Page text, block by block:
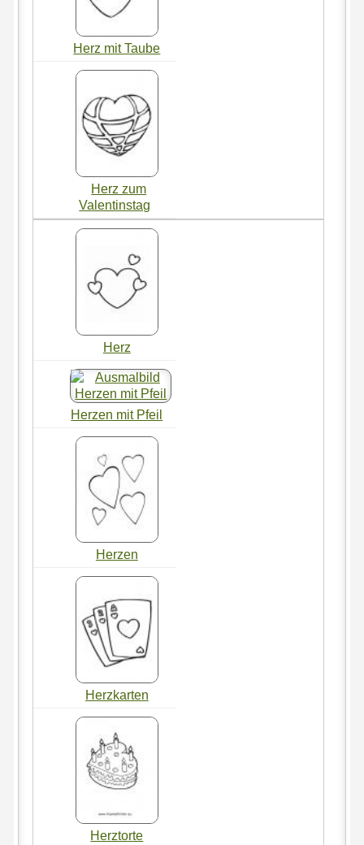
Herz mit Taube
Herz zum
Valentinstag
Herz
Herzen mit Pfeil
Herzen
Herzkarten
Herztorte